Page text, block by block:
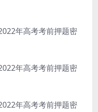
年高考考前押题密
年高考考前押题密
年高考考前押题密